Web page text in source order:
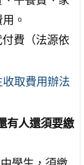
。
費（法源依
取費用辦法
有人還須要繳